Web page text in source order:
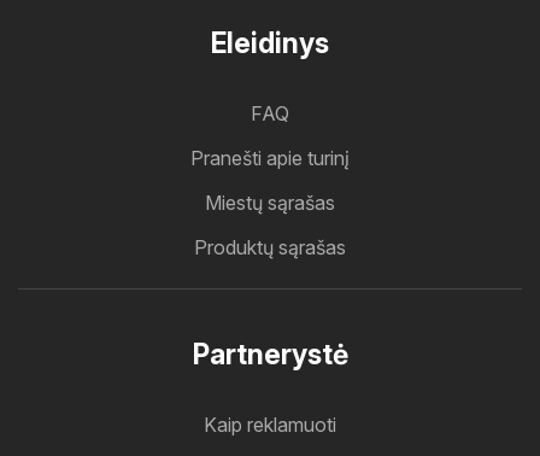
Eleidinys
FAQ
Pranešti apie turinį
Miestų sąrašas
Produktų sąrašas
Partnerystė
Kaip reklamuoti